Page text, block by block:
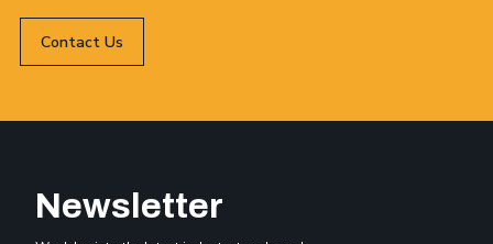
Contact Us
Newsletter